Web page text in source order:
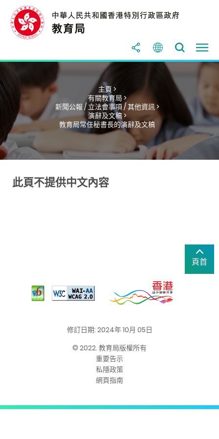
主頁 >
有關教育局 >
新聞公報 / 立法會事項 / 其他資訊 >
演辭及文稿 >
教育局常任秘書長的演辭及文稿
此頁不提供中文內容
頁首
修訂日期: 2024年 10月 05日
© 2022. 教育局版權所有
重要告示
私隱政策
網頁指南